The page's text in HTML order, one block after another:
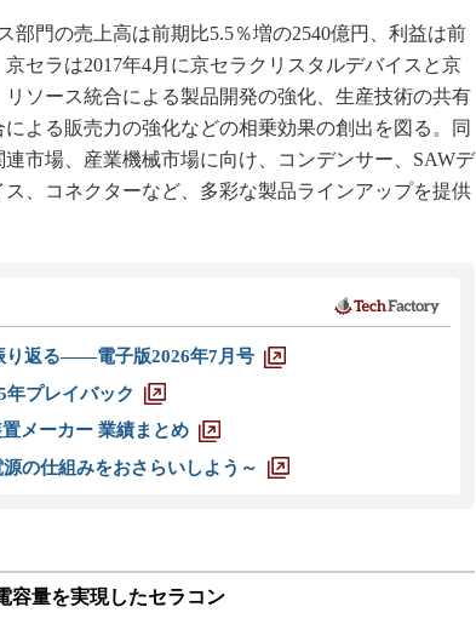
部門の売上高は前期比5.5％増の2540億円、利益は前
セラは2017年4月に京セラクリスタルデバイスと京
ソース統合による製品開発の強化、生産技術の共有
よる販売力の強化などの相乗効果の創出を図る。同
市場、産業機械市場に向け、コンデンサー、SAWデ
、コネクターなど、多彩な製品ラインアップを提供
り返る――電子版2026年7月号
年プレイバック
メーカー 業績まとめ
の仕組みをおさらいしよう～
容量を実現したセラコン